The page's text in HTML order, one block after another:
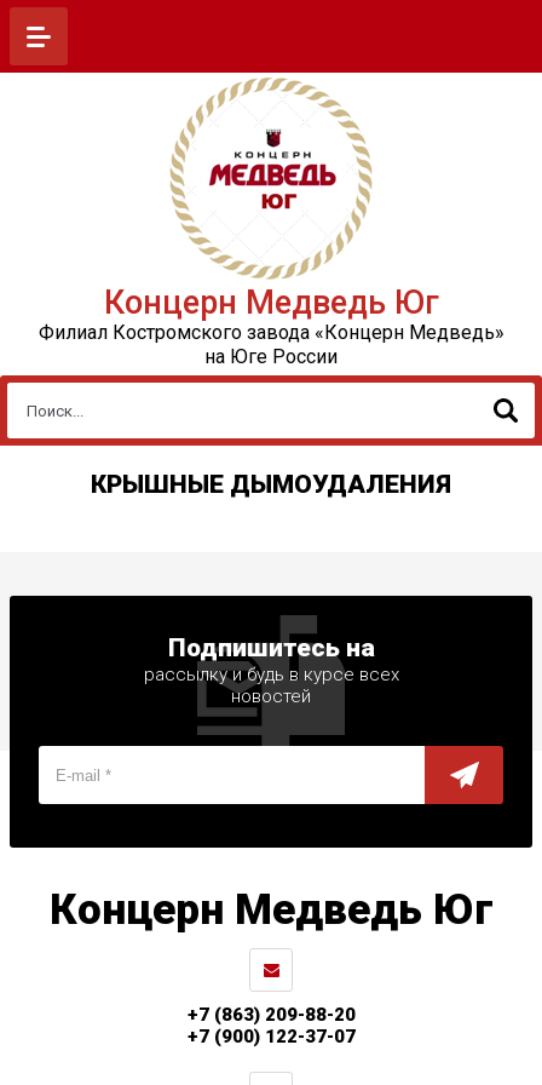
Концерн Медведь Юг
Филиал Костромского завода «Концерн Медведь»
на Юге России
КРЫШНЫЕ ДЫМОУДАЛЕНИЯ
Подпишитесь на
рассылку и будь в курсе всех
новостей
Концерн Медведь Юг
+7 (863) 209-88-20
+7 (900) 122-37-07